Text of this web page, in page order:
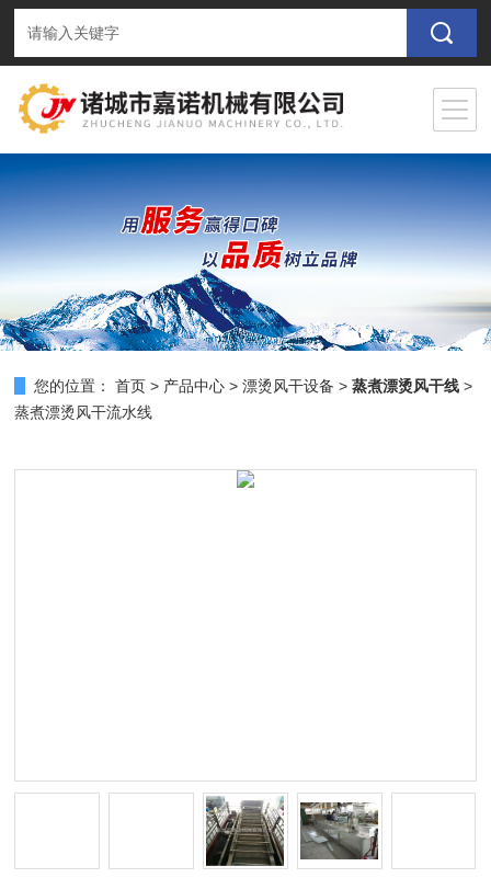
您的位置： 首页 > 产品中心 >漂烫风干设备 >蒸煮漂烫风干线 >
蒸煮漂烫风干流水线